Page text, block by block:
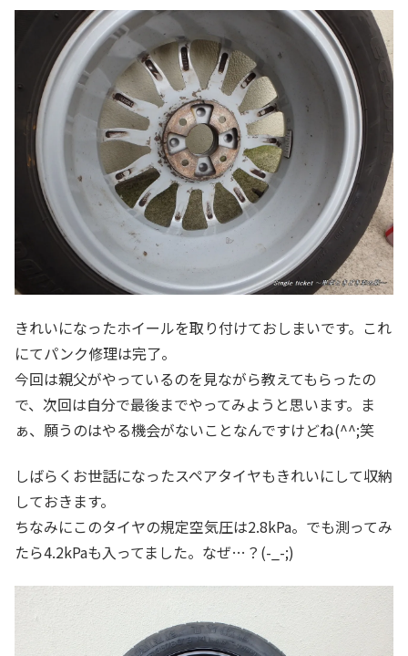
きれいになったホイールを取り付けておしまいです。これ
にてパンク修理は完了。
今回は親父がやっているのを見ながら教えてもらったの
で、次回は自分で最後までやってみようと思います。ま
ぁ、願うのはやる機会がないことなんですけどね(^^;笑
しばらくお世話になったスペアタイヤもきれいにして収納
しておきます。
ちなみにこのタイヤの規定空気圧は2.8kPa。でも測ってみ
たら4.2kPaも入ってました。なぜ…？(-_-;)